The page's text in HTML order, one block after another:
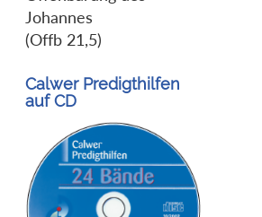
Johannes
(Offb 21,5)
Calwer Predigthilfen
auf CD